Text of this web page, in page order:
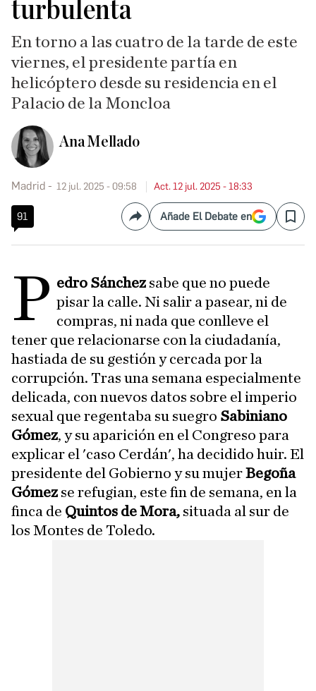
turbulenta
En torno a las cuatro de la tarde de este
viernes, el presidente partía en
helicóptero desde su residencia en el
Palacio de la Moncloa
Ana Mellado
Madrid 12 jul. 2025 - 09:58 Act. 12 jul. 2025 - 18:33
91 CompartirAñade El Debate en Save
P edro Sánchezsabe que no puede
pisar la calle. Ni salir a pasear, ni de
compras, ni nada que conlleve el
tener que relacionarse con la ciudadanía,
hastiada de su gestión y cercada por la
corrupción. Tras una semana especialmente
delicada, con nuevos datos sobre el imperio
sexual que regentaba su suegro Sabiniano
Gómez, y su aparición en el Congreso para
explicar el 'caso Cerdán', ha decidido huir. El
presidente del Gobierno y su mujerBegoña
Gómezse refugian, este fin de semana, en la
finca de Quintos de Mora, situada al sur de
los Montes de Toledo.